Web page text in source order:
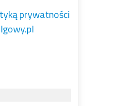
prywatności